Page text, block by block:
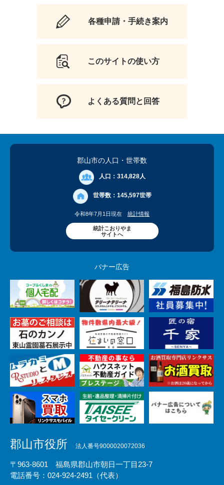
各種申請・手続き案内
このサイトの使い方
よくある質問と回答
郡山市の人口 ・世帯数
人口： 314,828人
世帯数： 145,597世帯
令和8年7月1日現在 統計情報
統計こおりやま
サイトへ
バナー広告
郡山市役所 法人番号9000020072036
〒963-8601 福島県郡山市朝日一丁目23-7
電話番号：024-924-2491（代表）